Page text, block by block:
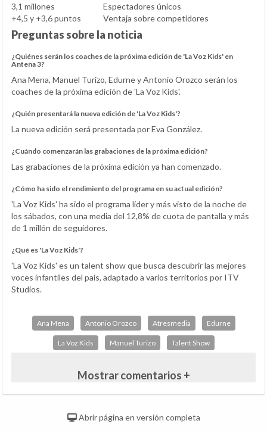
3,1 millones
Espectadores únicos
+4,5 y +3,6 puntos
Ventaja sobre competidores
Preguntas sobre la noticia
¿Quiénes serán los coaches de la próxima edición de 'La Voz Kids' en
Antena 3?
Ana Mena, Manuel Turizo, Edurne y Antonio Orozco serán los
coaches de la próxima edición de 'La Voz Kids'.
¿Quién presentará la nueva edición de 'La Voz Kids'?
La nueva edición será presentada por Eva González.
¿Cuándo comenzarán las grabaciones de la próxima edición?
Las grabaciones de la próxima edición ya han comenzado.
¿Cómo ha sido el rendimiento del programa en su actual edición?
'La Voz Kids' ha sido el programa líder y más visto de la noche de
los sábados, con una media del 12,8% de cuota de pantalla y más
de 1 millón de seguidores.
¿Qué es 'La Voz Kids'?
'La Voz Kids' es un talent show que busca descubrir las mejores
voces infantiles del país, adaptado a varios territorios por ITV
Studios.
Ana Mena Antonio Orozco Atresmedia Edurne
La Voz Kids Manuel Turizo Talent Show
Mostrar comentarios +
Abrir página en versión completa